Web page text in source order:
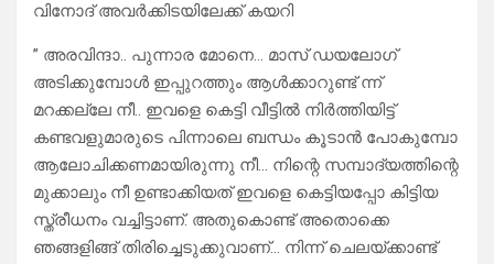
വിനോദ് അവർക്കിടയിലേക്ക് കയറി
” അരവിന്ദാ.. പുന്നാര മോനെ… മാസ് ഡയലോഗ്
അടിക്കുമ്പോൾ ഇപ്പുറത്തും ആൾക്കാറുണ്ട് ന്ന്
മറക്കല്ലേ നീ.. ഇവളെ കെട്ടി വീട്ടിൽ നിർത്തിയിട്ട്
കണ്ടവളുമാരുടെ പിന്നാലെ ബന്ധം കൂടാൻ പോകുമ്പോ
ആലോചിക്കണമായിരുന്നു നീ… നിന്റെ സമ്പാദ്യത്തിന്റെ
മുക്കാലും നീ ഉണ്ടാക്കിയത് ഇവളെ കെട്ടിയപ്പോ കിട്ടിയ
സ്ത്രീധനം വച്ചിട്ടാണ്. അതുകൊണ്ട് അതൊക്കെ
ഞങ്ങളിങ്ങ് തിരിച്ചെടുക്കുവാണ്… നിന്ന് ചെലയ്ക്കാണ്ട്